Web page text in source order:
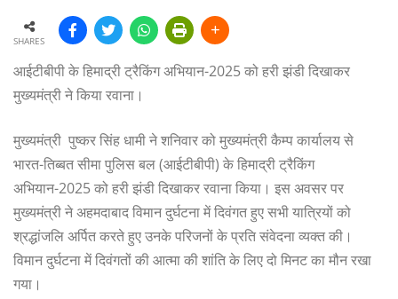
SHARES
आईटीबीपी के हिमाद्री ट्रैकिंग अभियान-2025 को हरी झंडी दिखाकर
मुख्यमंत्री ने किया रवाना।
मुख्यमंत्री पुष्कर सिंह धामी ने शनिवार को मुख्यमंत्री कैम्प कार्यालय से
भारत-तिब्बत सीमा पुलिस बल (आईटीबीपी) के हिमाद्री ट्रैकिंग
अभियान-2025 को हरी झंडी दिखाकर रवाना किया। इस अवसर पर
मुख्यमंत्री ने अहमदाबाद विमान दुर्घटना में दिवंगत हुए सभी यात्रियों को
श्रद्धांजलि अर्पित करते हुए उनके परिजनों के प्रति संवेदना व्यक्त की।
विमान दुर्घटना में दिवंगतों की आत्मा की शांति के लिए दो मिनट का मौन रखा
गया।